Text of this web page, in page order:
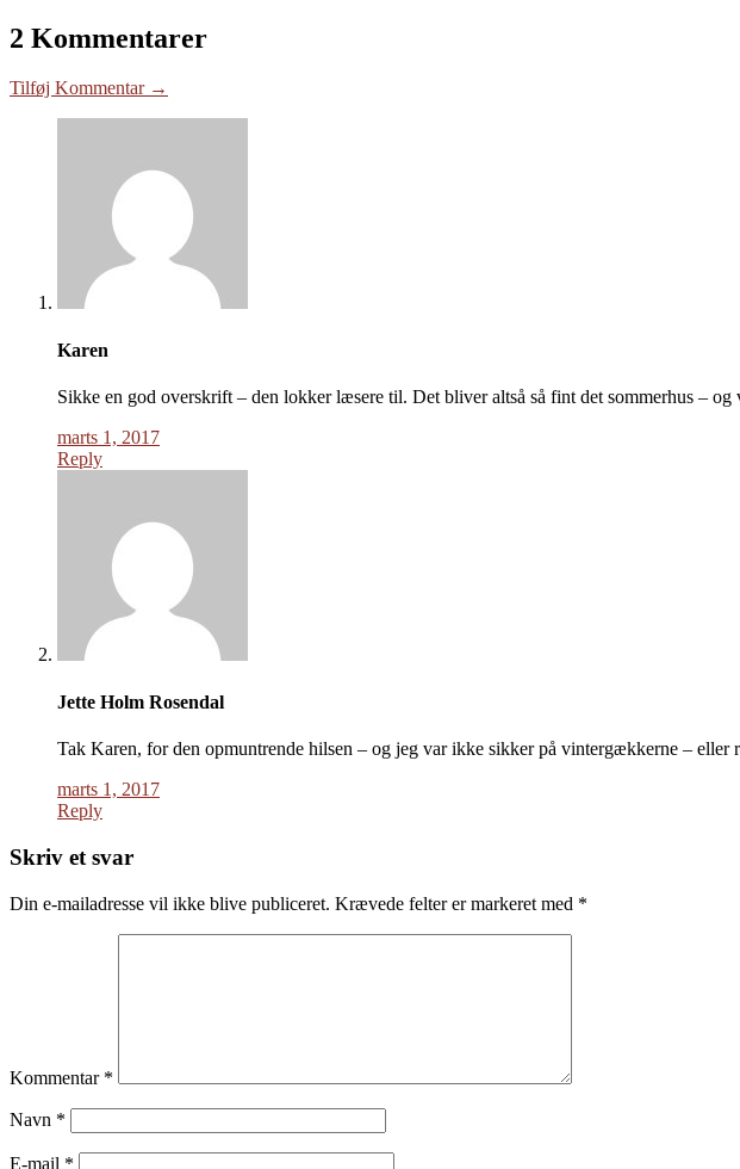
2 Kommentarer
Tilføj Kommentar →
Karen
Sikke en god overskrift – den lokker læsere til. Det bliver altså så fint det sommerhus –
marts 1, 2017
Reply
Jette Holm Rosendal
Tak Karen, for den opmuntrende hilsen – og jeg var ikke sikker på vintergækkerne – eller
marts 1, 2017
Reply
Skriv et svar
Din e-mailadresse vil ikke blive publiceret. Krævede felter er markeret med *
Kommentar *
Navn *
E-mail *